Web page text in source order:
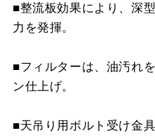
YMP-NSB-515AL
SI
YMP-NSB-515AR
S4
YMP-NSB-515AL
■整流板効果により、深
力を発揮。
■フィルターは、油汚れ
ン仕上げ。
■天吊り用ボルト受け金